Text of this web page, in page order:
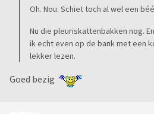
Oh. Nou. Schiet toch al wel een
Nu die pleuriskattenbakken nog.
ik echt even op de bank met een
lekker lezen.
Goed bezig